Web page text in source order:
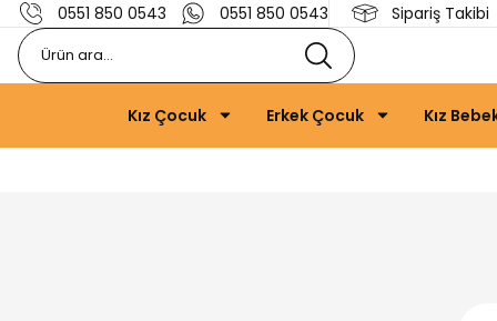
0551 850 0543 0551 850 0543 Sipariş Takibi
Kız Çocuk Erkek Çocuk Kız